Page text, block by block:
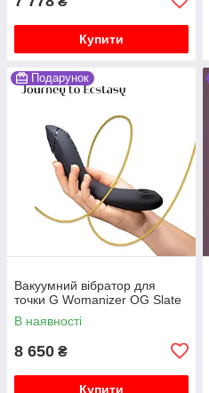
Купити
Подарунок
Вакуумний вібратор для
точки G Womanizer OG Slate
В наявності
8 650 ₴
Купити